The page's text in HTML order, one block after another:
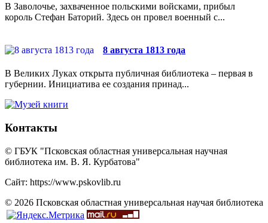
В Заволочье, захваченное польскими войсками, прибыл
король Стефан Баторий. Здесь он провел военный с...
8 августа 1813 года
В Великих Луках открыта публичная библиотека – первая в
губернии. Инициатива ее создания принад...
Контакты
© ГБУК "Псковская областная универсальная научная
библиотека им. В. Я. Курбатова"
Сайт: https://www.pskovlib.ru
© 2026 Псковская областная универсальная научая библиотека